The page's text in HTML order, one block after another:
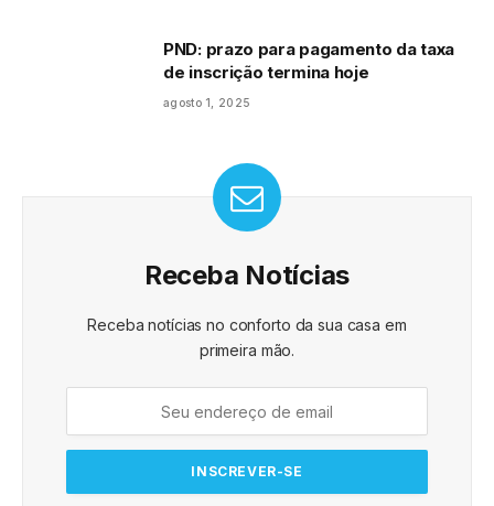
PND: prazo para pagamento da taxa
de inscrição termina hoje
agosto 1, 2025
Receba Notícias
Receba notícias no conforto da sua casa em
primeira mão.